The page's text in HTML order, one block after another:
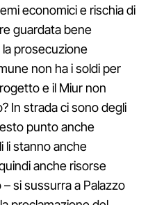
economici e rischia di
guardata bene
la prosecuzione
non ha i soldi per
e il Miur non
In strada ci sono degli
punto anche
li stanno anche
anche risorse
si sussurra a Palazzo